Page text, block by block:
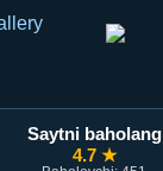
Saytni baholang
4.7 ★